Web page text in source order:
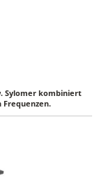
Sylomer kombiniert
Frequenzen.